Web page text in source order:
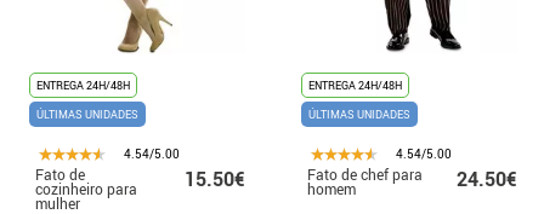
ENTREGA 24H/48H
ÚLTIMAS UNIDADES
4.54/5.00
Fato de
cozinheiro para
mulher
15.50€
ENTREGA 24H/48H
ÚLTIMAS UNIDADES
4.54/5.00
Fato de chef para
homem 24.50€